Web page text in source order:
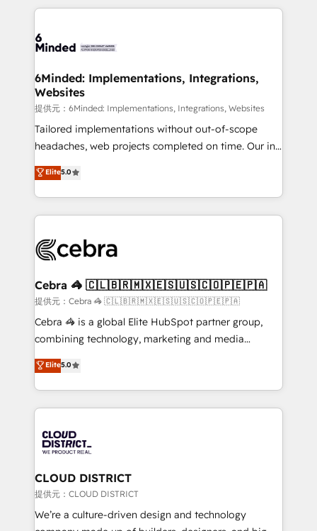
Our Expertise 🔹 Onboarding & Implementation:
tailored to your GTM motion. 🔹 Migrations:
from other CRMs to HubSpot without data loss or
downtime. 🔹 RevOps Strategy: Align teams,
processes, and data to drive revenue efficiency. 🔹
Integrations: Connect HubSpot with your tech stack
for better adoption. 🔹 Custom Solutions: Build
SOC 2 Type II and ISO 27001 certified, reinforcing
our commitment to data security and compliance. At
6Minded: Implementations, Integrations,
Websites
提供元：6Minded: Implementations, Integrations, Websites
Tailored implementations without out-of-scope
headaches, web projects completed on time. Our in-
house team of certified CRM architects, experts,
developers, designers, and marketers handles all
aspects of your HubSpot. ✨ 400+ global clients ✨
100+ seamless migrations from 15+ different CRMs
implementations, and 5,000+ pages ✨ CS: Clients
CS: 245% organic growth & +751% new visitors for a
full-funnel HubSpot project ✨ CS: 415% conversion
boost with a new HubSpot site Recognized leaders:
🏆 HubSpot Platform Migration Impact Award 🏆
Inbound Campaign of the Year 🏆 Gold AVA Digital
Award for Best Website 🌟 Accreditations: CRM
Elite5.0
Cebra 🦓 🇨🇱🇧🇷🇲🇽🇪🇸🇺🇸🇨🇴🇵🇪🇵🇦
提供元：Cebra 🦓 🇨🇱🇧🇷🇲🇽🇪🇸🇺🇸🇨🇴🇵🇪🇵🇦
Cebra 🦓 is a global Elite HubSpot partner group,
combining technology, marketing and media
expertise across Latin America and Southern
Europe, with teams across 7 countries. Born in Chile,
we combine local insight with international reach to
help businesses grow through technology, creativity,
500+ HubSpot implementations, building end-to-
end solutions that integrate CRM, AI automation,
inbound and loop marketing, content, and digital
creativity. Our multicultural team works in Spanish,
Portuguese, and English to design scalable strategies
that drive measurable growth. 🌎 Highlights: • 10+
Elite5.0
CLOUD DISTRICT
提供元：CLOUD DISTRICT
We’re a culture-driven design and technology